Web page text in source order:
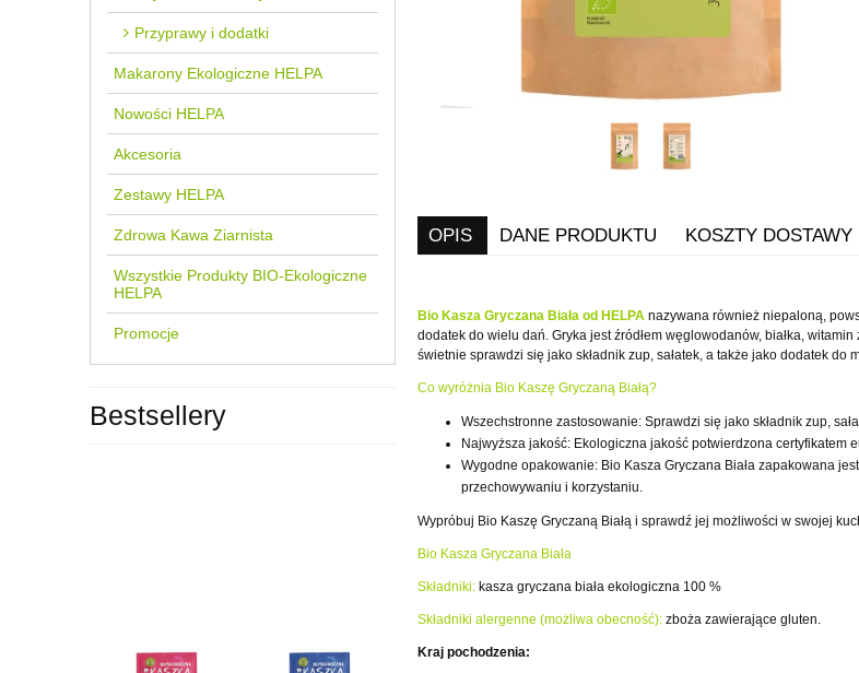
Przyprawy i dodatki
Makarony Ekologiczne HELPA
Nowości HELPA
Akcesoria
Zestawy HELPA
Zdrowa Kawa Ziarnista
Wszystkie Produkty BIO-Ekologiczne
HELPA
Promocje
Bestsellery
OPIS DANE PRODUKTU KOSZTY DOSTAWY
Bio Kasza Gryczana Biała od HELPA nazywana również niepaloną,
dodatek do wielu dań. Gryka jest źródłem węglowodanów, białka,
świetnie sprawdzi się jako składnik zup, sałatek, a także jako dodatek do
Co wyróżnia Bio Kaszę Gryczaną Białą?
Wszechstronne zastosowanie: Sprawdzi się jako składnik zup,
Najwyższa jakość: Ekologiczna jakość potwierdzona certyfikatem
Wygodne opakowanie: Bio Kasza Gryczana Biała zapakowana
przechowywaniu i korzystaniu.
Wypróbuj Bio Kaszę Gryczaną Białą i sprawdź jej możliwości w swojej
Bio Kasza Gryczana Biała
Składniki: kasza gryczana biała ekologiczna 100 %
Składniki alergenne (możliwa obecność): zboża zawierające gluten.
Kraj pochodzenia: